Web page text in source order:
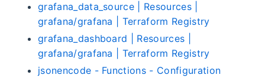
grafana_data_source | Resources |
grafana/grafana | Terraform Registry
grafana_dashboard | Resources |
grafana/grafana | Terraform Registry
jsonencode - Functions - Configuration